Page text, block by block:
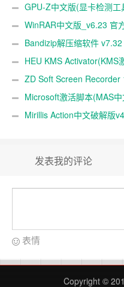
理软件GPU-Z中文版(显卡检测
WinRAR中文版_v6.23 官
Bandizip解压缩软件
HEU KMS Activator(KMS
ZD Soft Screen Recorder
Microsoft激活脚本(MAS
Mirillis Action中文破解版
发表我的评论
表情
Copyright ©